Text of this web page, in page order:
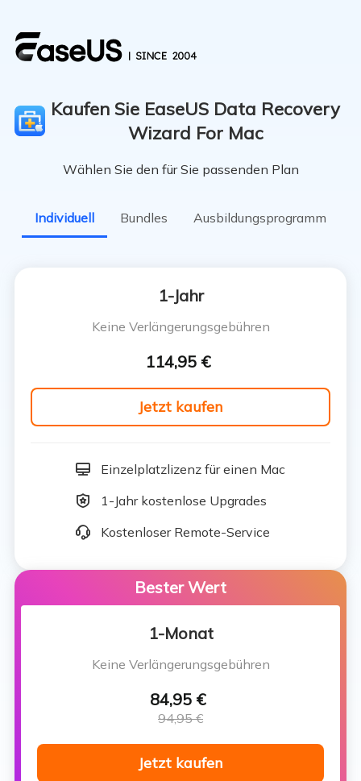
Kaufen Sie EaseUS Data Recovery
Wizard For Mac
Wählen Sie den für Sie passenden Plan
Individuell Bundles Ausbildungsprogramm
1-Jahr
Keine Verlängerungsgebühren
114,95 €
Jetzt kaufen
Einzelplatzlizenz für einen Mac
1-Jahr kostenlose Upgrades
Kostenloser Remote-Service
Bester Wert
1-Monat
Keine Verlängerungsgebühren
84,95 €
94,95 €
Jetzt kaufen